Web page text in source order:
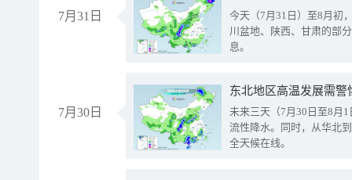
7月31日
今天（7月31日）至8月初
川盆地、陕西、甘肃的部
息。
7月30日
东北地区高温发展需
未来三天（7月30日至8月
流性降水。同时，从华北
全天候在线。